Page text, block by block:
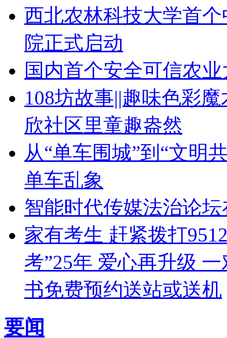
西北农林科技大学首
院正式启动
国内首个安全可信农
108坊故事||趣味色彩
欣社区里童趣盎然
从“单车围城”到“文明
单车乱象
智能时代传媒法治论
家有考生 赶紧拨打
考”25年 爱心再升级
书免费预约送站或送机
要闻